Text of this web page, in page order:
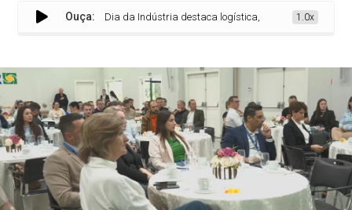
Ouça:Dia da Indústria destaca logística, competitividade e força
1.0x